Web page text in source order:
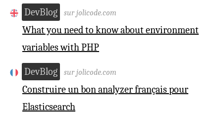
DevBlog sur jolicode.com
What you need to know about environment
variables with PHP
DevBlog sur jolicode.com
Construire un bon analyzer français pour
Elasticsearch